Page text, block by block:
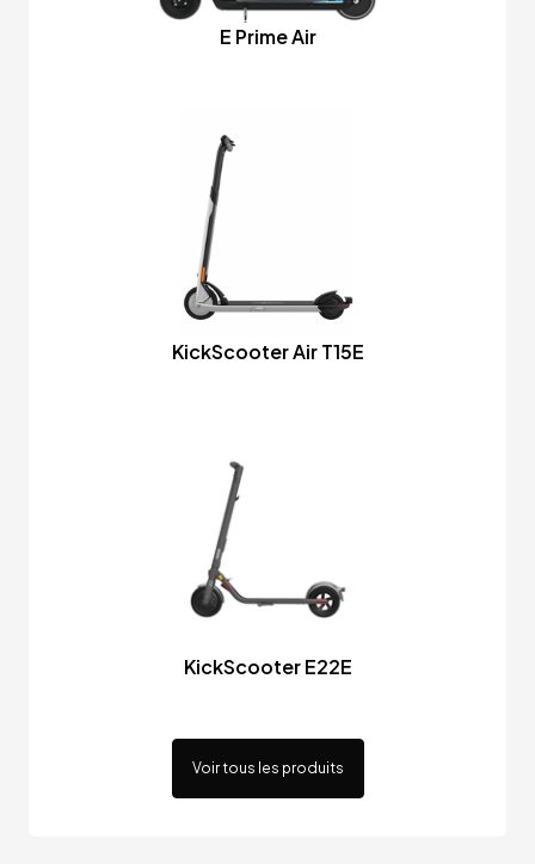
E Prime Air
KickScooter Air T15E
KickScooter E22E
Voir tous les produits